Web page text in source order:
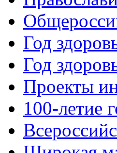
Год
Год
Проекты
100-летие